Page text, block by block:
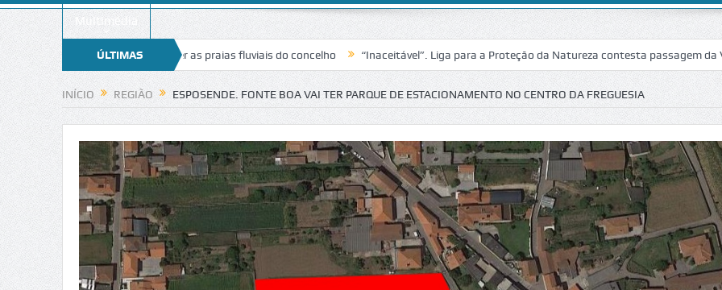
Multimédia
ÚLTIMAS
NOTÍCIAS
a conhecer e proteger as praias fluviais do concelho “Inaceitável”. Liga para a Proteção da Natureza contesta passagem da Volta a
INÍCIO REGIÃO ESPOSENDE. FONTE BOA VAI TER PARQUE DE ESTACIONAMENTO NO CENTRO DA FREGUESIA